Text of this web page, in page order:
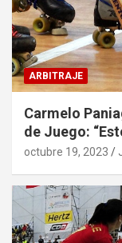
ARBITRAJE
Carmelo
de Juego:
octubre 19, 2023